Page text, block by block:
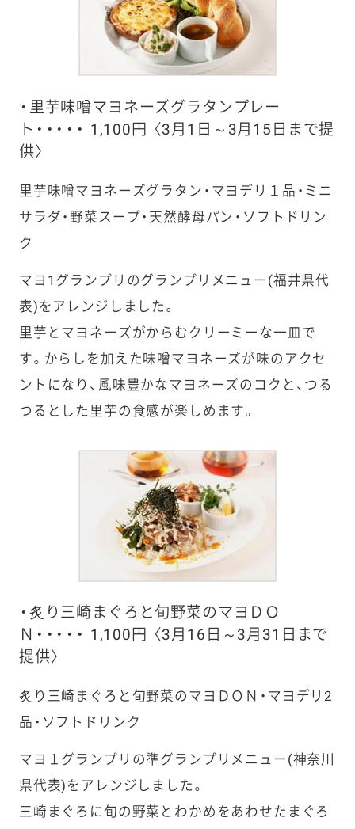
・里芋味噌マヨネーズグラタンプレー
ト・・・・・ 1,100円 〈3月1日～3月15日まで提
供〉
里芋味噌マヨネーズグラタン・マヨデリ１品・ミニ
サラダ・野菜スープ・天然酵母パン・ソフトドリン
ク
マヨ1グランプリのグランプリメニュー(福井県代
表)をアレンジしました。
里芋とマヨネーズがからむクリーミーな一皿で
す。からしを加えた味噌マヨネーズが味のアクセ
ントになり、風味豊かなマヨネーズのコクと、つる
つるとした里芋の食感が楽しめます。
・炙り三崎まぐろと旬野菜のマヨＤＯ
Ｎ・・・・・ 1,100円 〈3月16日～3月31日まで
提供〉
炙り三崎まぐろと旬野菜のマヨＤＯＮ・マヨデリ2
品・ソフトドリンク
マヨ１グランプリの準グランプリメニュー(神奈川
県代表)をアレンジしました。
三崎まぐろに旬の野菜とわかめをあわせたまぐろ